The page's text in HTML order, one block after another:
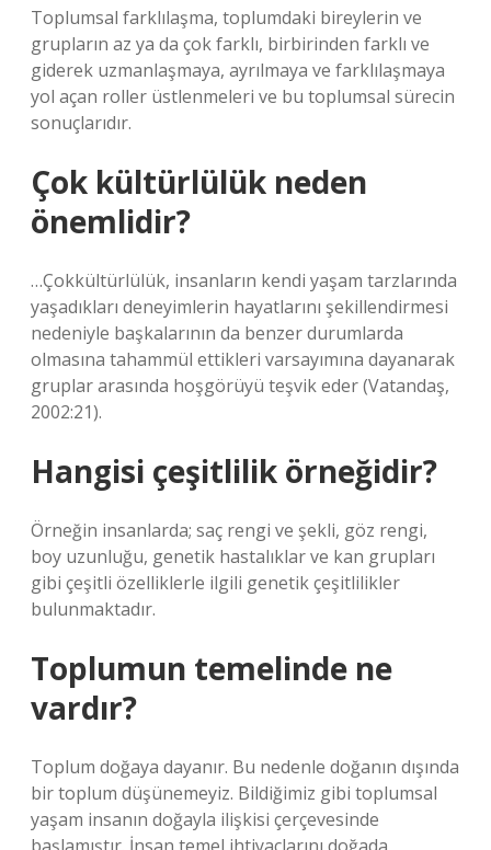
Toplumsal farklılaşma, toplumdaki bireylerin ve
grupların az ya da çok farklı, birbirinden farklı ve
giderek uzmanlaşmaya, ayrılmaya ve farklılaşmaya
yol açan roller üstlenmeleri ve bu toplumsal sürecin
sonuçlarıdır.
Çok kültürlülük neden
önemlidir?
…Çokkültürlülük, insanların kendi yaşam tarzlarında
yaşadıkları deneyimlerin hayatlarını şekillendirmesi
nedeniyle başkalarının da benzer durumlarda
olmasına tahammül ettikleri varsayımına dayanarak
gruplar arasında hoşgörüyü teşvik eder (Vatandaş,
2002:21).
Hangisi çeşitlilik örneğidir?
Örneğin insanlarda; saç rengi ve şekli, göz rengi,
boy uzunluğu, genetik hastalıklar ve kan grupları
gibi çeşitli özelliklerle ilgili genetik çeşitlilikler
bulunmaktadır.
Toplumun temelinde ne
vardır?
Toplum doğaya dayanır. Bu nedenle doğanın dışında
bir toplum düşünemeyiz. Bildiğimiz gibi toplumsal
yaşam insanın doğayla ilişkisi çerçevesinde